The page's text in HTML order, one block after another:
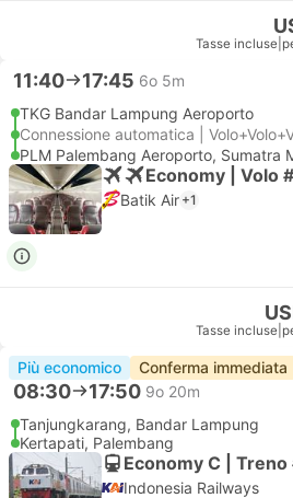
Tasse incluse
11:40 17:45 6o 5m
TKG Bandar Lampung Aeroporto
Connessione automatica |
PLM Palembang Aeroporto, Sumatra
Economy | Volo
Batik Air +1
Tasse incluse
Più economico Conferma immediata
08:30 17:50 9o 20m
Tanjungkarang, Bandar Lampung
Kertapati, Palembang
Economy C |
Indonesia Railways